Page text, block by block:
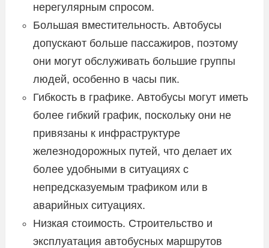
нерегулярным спросом.
Большая вместительность. Автобусы
допускают больше пассажиров, поэтому
они могут обслуживать большие группы
людей, особенно в часы пик.
Гибкость в графике. Автобусы могут иметь
более гибкий график, поскольку они не
привязаны к инфраструктуре
железнодорожных путей, что делает их
более удобными в ситуациях с
непредсказуемым трафиком или в
аварийных ситуациях.
Низкая стоимость. Строительство и
эксплуатация автобусных маршрутов